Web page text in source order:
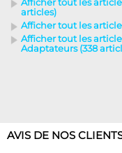
Afficher tout les
articles)
Afficher tout les
Afficher tout les
Adaptateurs (338
AVIS DE NOS